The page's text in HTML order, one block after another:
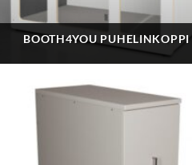
BOOTH4YOU PUHELINKOPPI